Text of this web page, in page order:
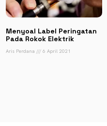
Menyoal Label Peringatan
Pada Rokok Elektrik
Aris Perdana 6 April 2021